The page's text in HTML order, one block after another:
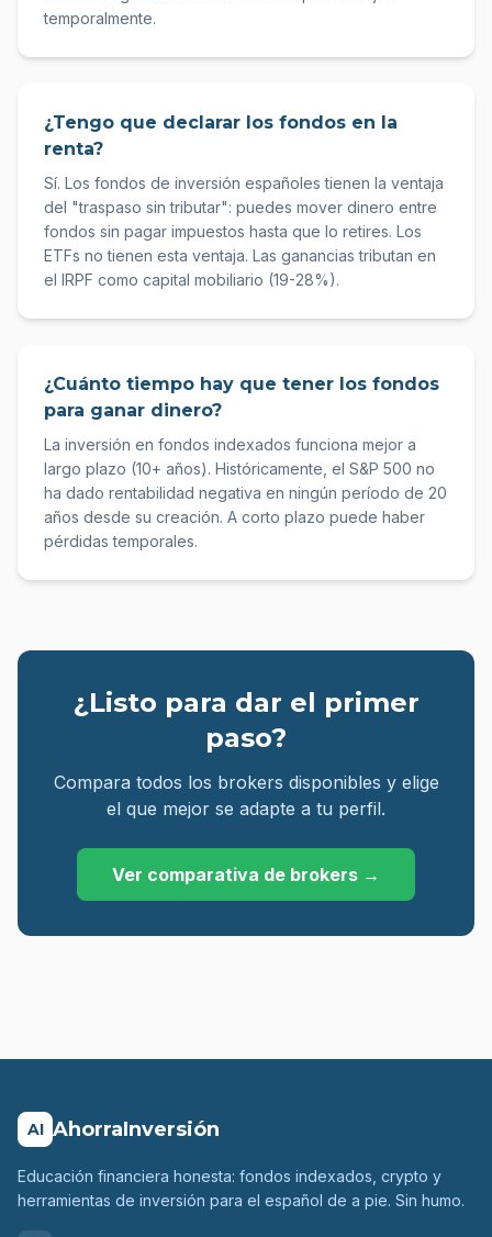
temporalmente.
¿Tengo que declarar los fondos en la
renta?
Sí. Los fondos de inversión españoles tienen la ventaja
del "traspaso sin tributar": puedes mover dinero entre
fondos sin pagar impuestos hasta que lo retires. Los
ETFs no tienen esta ventaja. Las ganancias tributan en
el IRPF como capital mobiliario (19-28%).
¿Cuánto tiempo hay que tener los fondos
para ganar dinero?
La inversión en fondos indexados funciona mejor a
largo plazo (10+ años). Históricamente, el S&P 500 no
ha dado rentabilidad negativa en ningún período de 20
años desde su creación. A corto plazo puede haber
pérdidas temporales.
¿Listo para dar el primer
paso?
Compara todos los brokers disponibles y elige
el que mejor se adapte a tu perfil.
Ver comparativa de brokers →
AI AhorraInversión
Educación financiera honesta: fondos indexados, crypto y
herramientas de inversión para el español de a pie. Sin humo.